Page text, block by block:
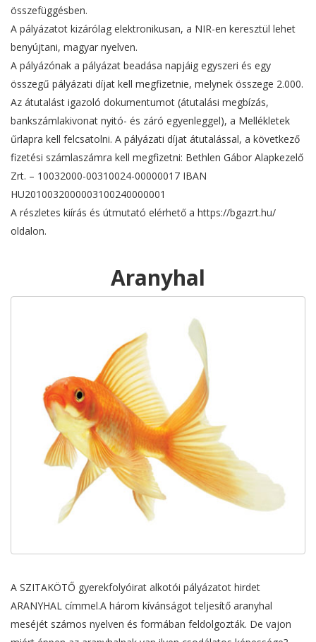
összefüggésben.
A pályázatot kizárólag elektronikusan, a NIR-en keresztül lehet
benyújtani, magyar nyelven.
A pályázónak a pályázat beadása napjáig egyszeri és egy
összegű pályázati díjat kell megfizetnie, melynek összege 2.000.
Az átutalást igazoló dokumentumot (átutalási megbízás,
bankszámlakivonat nyitó- és záró egyenleggel), a Mellékletek
űrlapra kell felcsatolni. A pályázati díjat átutalással, a következő
fizetési számlaszámra kell megfizetni: Bethlen Gábor Alapkezelő
Zrt. – 10032000-00310024-00000017 IBAN
HU2010032000003100240000001
A részletes kiírás és útmutató elérhető a https://bgazrt.hu/
oldalon.
Aranyhal
A SZITAKÖTŐ gyerekfolyóirat alkotói pályázatot hirdet
ARANYHAL címmel.A három kívánságot teljesítő aranyhal
meséjét számos nyelven és formában feldolgozták. De vajon